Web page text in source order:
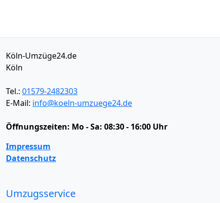
Köln-Umzüge24.de
Köln
Tel.: 01579-2482303
E-Mail: info@koeln-umzuege24.de
Öffnungszeiten: Mo - Sa: 08:30 - 16:00 Uhr
Impressum
Datenschutz
Umzugsservice